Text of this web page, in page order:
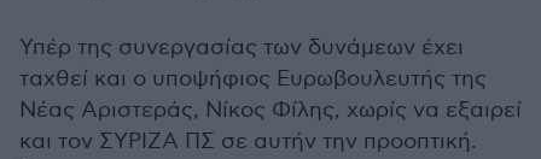
Υπέρ της συνεργασίας των δυνάμεων έχει
ταχθεί και ο υποψήφιος Ευρωβουλευτής της
Νέας Αριστεράς, Νίκος Φίλης, χωρίς να εξαιρεί
και τον ΣΥΡΙΖΑ ΠΣ σε αυτήν την προοπτική.